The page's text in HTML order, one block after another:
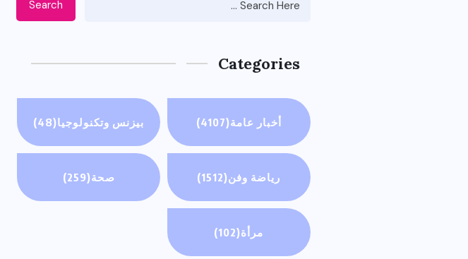
Search
Categories
أخبار عامة(4107) بيزنس وتكنولوجيا(48)
رياضة وفن(1512) صحة(259)
مرأة(102)